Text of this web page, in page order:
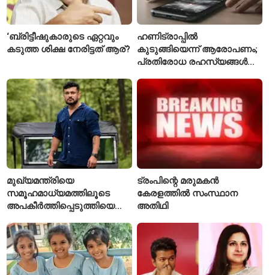
‘ബ്രിട്ടീഷുകാരുടെ ഏറ്റവും
കടുത്ത ശിക്ഷ നേരിട്ടത് ആര്?
ഹണിട്രാപ്പിൽ
കുടുങ്ങിയെന്ന് ആരോപണം;
പ്രതിരോധ രഹസ്യങ്ങൾ
വിങ് കമാൻഡർ അറസ്റ്റിൽ
മുഖ്യമന്ത്രിയെ
സമൂഹമാധ്യമത്തിലൂടെ
അപകീർത്തിപ്പെടുത്തിയെന്ന്
ആയങ്കിക്കെതിരെ പുതിയ
കേസ്
ട്രംപിന്റെ മരുമകൻ
കേരളത്തിൽ സംസ്ഥാന
അതിഥി